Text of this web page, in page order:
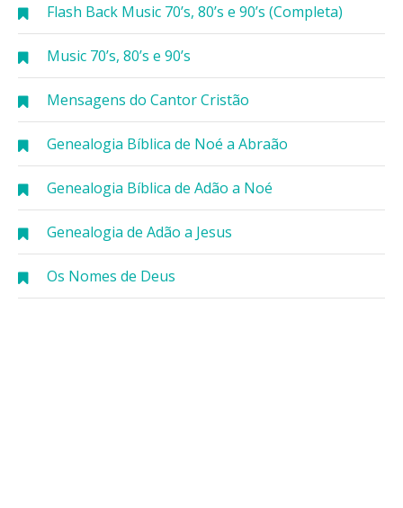
Flash Back Music 70’s, 80’s e 90’s (Completa)
Music 70’s, 80’s e 90’s
Mensagens do Cantor Cristão
Genealogia Bíblica de Noé a Abraão
Genealogia Bíblica de Adão a Noé
Genealogia de Adão a Jesus
Os Nomes de Deus